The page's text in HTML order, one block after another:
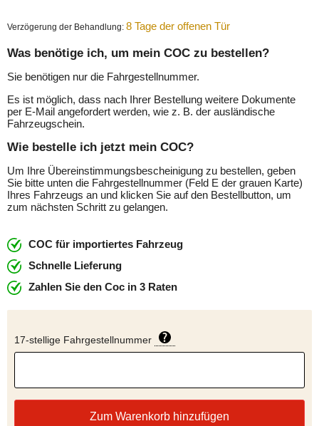
Verzögerung der Behandlung: 8 Tage der offenen Tür
Was benötige ich, um mein COC zu bestellen?
Sie benötigen nur die Fahrgestellnummer.
Es ist möglich, dass nach Ihrer Bestellung weitere Dokumente
per E-Mail angefordert werden, wie z. B. der ausländische
Fahrzeugschein.
Wie bestelle ich jetzt mein COC?
Um Ihre Übereinstimmungsbescheinigung zu bestellen, geben
Sie bitte unten die Fahrgestellnummer (Feld E der grauen Karte)
Ihres Fahrzeugs an und klicken Sie auf den Bestellbutton, um
zum nächsten Schritt zu gelangen.
COC für importiertes Fahrzeug
Schnelle Lieferung
Zahlen Sie den Coc in 3 Raten
17-stellige Fahrgestellnummer
Zum Warenkorb hinzufügen